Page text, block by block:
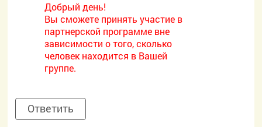
Добрый день!
Вы сможете принять участие в
партнерской программе вне
зависимости о того, сколько
человек находится в Вашей
группе.
Ответить